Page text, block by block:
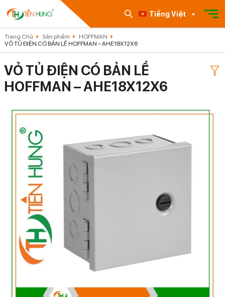
Tiếng Việt
Trang Chủ Sản phẩm
HOFFMAN
VỎ TỦ ĐIỆN CÓ BẢN LỀ HOFFMAN – AHE18X12X6
VỎ TỦ ĐIỆN CÓ BẢN LỀ
HOFFMAN – AHE18X12X6